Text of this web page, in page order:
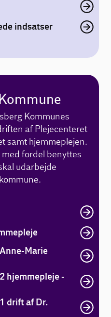
indsatser
Kommunes
af Plejecenteret
samt hjemmeplejen.
fordel benyttes
udarbejde
Marie
hjemmepleje -
drift af Dr.